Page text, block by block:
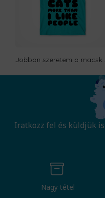
Jobban szeretem a
Iratkozz fel és küldjük
Nagy tétel